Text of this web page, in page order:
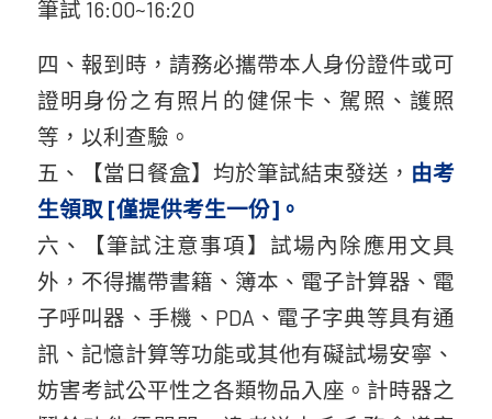
筆試 16:00~16:20
四、報到時，請務必攜帶本人身份證件或可
證明身份之有照片的健保卡、駕照、護照
等，以利查驗。
五、【當日餐盒】均於筆試結束發送， 由考
生領取 [僅提供考生一份]。
六、【筆試注意事項】試場內除應用文具
外，不得攜帶書籍、簿本、電子計算器、電
子呼叫器、手機、PDA、電子字典等具有通
訊、記憶計算等功能或其他有礙試場安寧、
妨害考試公平性之各類物品入座。計時器之